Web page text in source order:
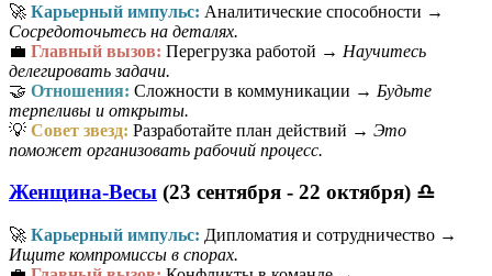
🚀 Карьерный импульс: Аналитические способности →
Сосредоточьтесь на деталях.
💼 Главный вызов: Перегрузка работой → Научитесь
делегировать задачи.
🤝 Отношения: Сложности в коммуникации → Будьте
терпеливы и открыты.
💡 Совет звезд: Разработайте план действий → Это
поможет организовать рабочий процесс.
Женщина-Весы (23 сентября - 22 октября) ♎
🚀 Карьерный импульс: Дипломатия и сотрудничество →
Ищите компромиссы в спорах.